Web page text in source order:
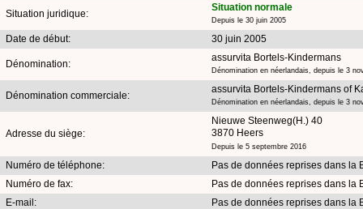
Situation juridique:
Situation normale
Depuis le 30 juin 2005
Date de début: 30 juin 2005
Dénomination:
assurvita Bortels-Kindermans
Dénomination en néerlandais, depuis le 3
Dénomination commerciale:
assurvita Bortels-Kindermans of
Dénomination en néerlandais, depuis le 3
Adresse du siège:
Nieuwe Steenweg(H.) 40
3870 Heers
Depuis le 5 septembre 2016
Numéro de téléphone:
Pas de données reprises dans la
Numéro de fax:
Pas de données reprises dans la
E-mail:
Pas de données reprises dans la